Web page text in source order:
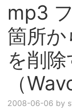
mp3
箇所
を削除
（
2008-06-06 by